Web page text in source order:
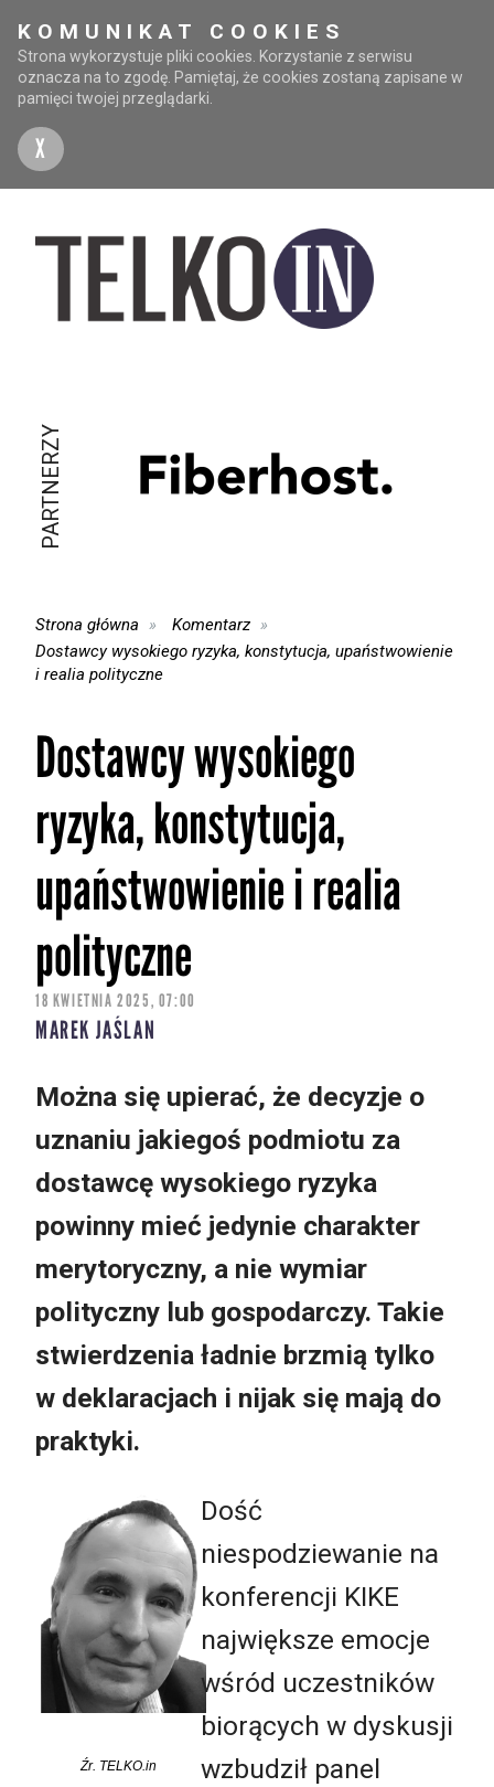
KOMUNIKAT COOKIES
Strona wykorzystuje pliki cookies. Korzystanie z serwisu
oznacza na to zgodę. Pamiętaj, że cookies zostaną zapisane w
pamięci twojej przeglądarki.
X
PARTNERZY
Strona główna
Komentarz
Dostawcy wysokiego ryzyka, konstytucja, upaństwowienie
i realia polityczne
Dostawcy wysokiego
ryzyka, konstytucja,
upaństwowienie i realia
polityczne
18 KWIETNIA 2025, 07:00
MAREK JAŚLAN
Można się upierać, że decyzje o
uznaniu jakiegoś podmiotu za
dostawcę wysokiego ryzyka
powinny mieć jedynie charakter
merytoryczny, a nie wymiar
polityczny lub gospodarczy. Takie
stwierdzenia ładnie brzmią tylko
w deklaracjach i nijak się mają do
praktyki.
Źr. TELKO.in
Dość
niespodziewanie na
konferencji KIKE
największe emocje
wśród uczestników
biorących w dyskusji
wzbudził panel